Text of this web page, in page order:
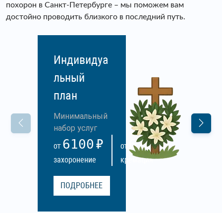
похорон в Санкт-Петербурге – мы поможем вам
достойно проводить близкого в последний путь.
Индивидуа
льный
план
Минимальный
набор услуг
ОТ 6100
захоронение
ОТ 6100
кремация
ПОДРОБНЕЕ